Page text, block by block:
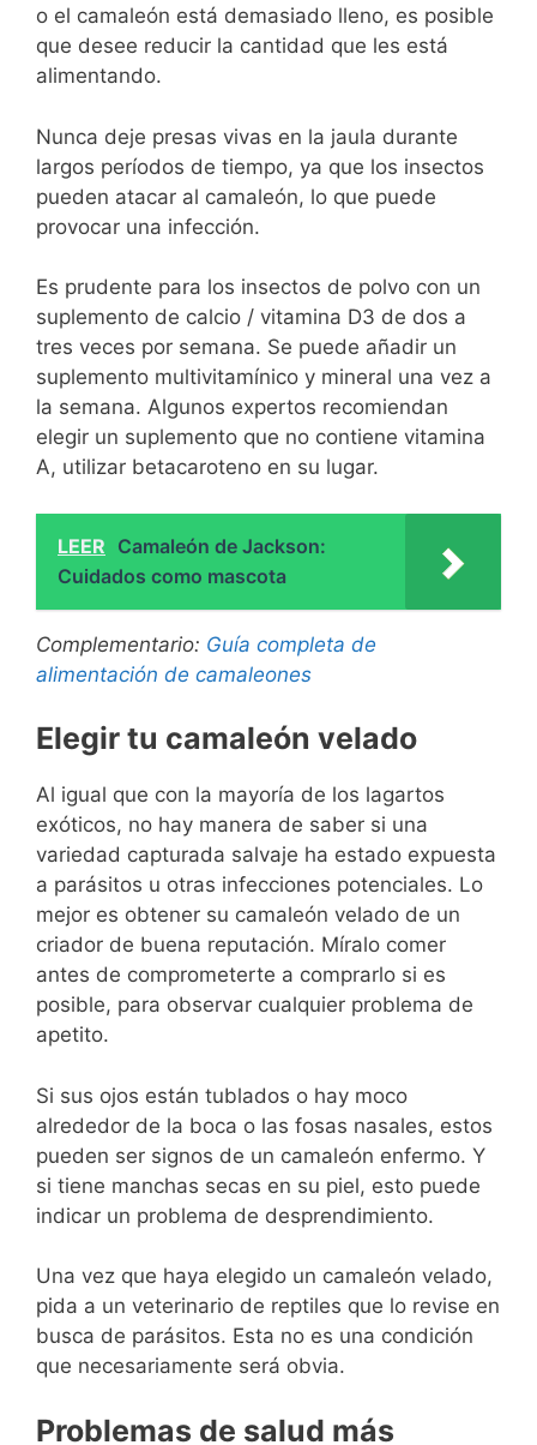
o el camaleón está demasiado lleno, es posible
que desee reducir la cantidad que les está
alimentando.
Nunca deje presas vivas en la jaula durante
largos períodos de tiempo, ya que los insectos
pueden atacar al camaleón, lo que puede
provocar una infección.
Es prudente para los insectos de polvo con un
suplemento de calcio / vitamina D3 de dos a
tres veces por semana. Se puede añadir un
suplemento multivitamínico y mineral una vez a
la semana. Algunos expertos recomiendan
elegir un suplemento que no contiene vitamina
A, utilizar betacaroteno en su lugar.
LEER Camaleón de Jackson:
Cuidados como mascota
Complementario: Guía completa de
alimentación de camaleones
Elegir tu camaleón velado
Al igual que con la mayoría de los lagartos
exóticos, no hay manera de saber si una
variedad capturada salvaje ha estado expuesta
a parásitos u otras infecciones potenciales. Lo
mejor es obtener su camaleón velado de un
criador de buena reputación. Míralo comer
antes de comprometerte a comprarlo si es
posible, para observar cualquier problema de
apetito.
Si sus ojos están tublados o hay moco
alrededor de la boca o las fosas nasales, estos
pueden ser signos de un camaleón enfermo. Y
si tiene manchas secas en su piel, esto puede
indicar un problema de desprendimiento.
Una vez que haya elegido un camaleón velado,
pida a un veterinario de reptiles que lo revise en
busca de parásitos. Esta no es una condición
que necesariamente será obvia.
Problemas de salud más